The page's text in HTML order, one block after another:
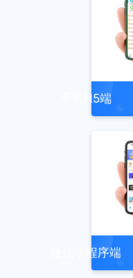
手机H5端
微信小程序端